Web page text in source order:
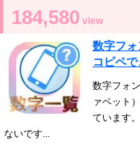
184,580 view
数字フ
コピペ
数字フォ
ァベット
ています
ないです...